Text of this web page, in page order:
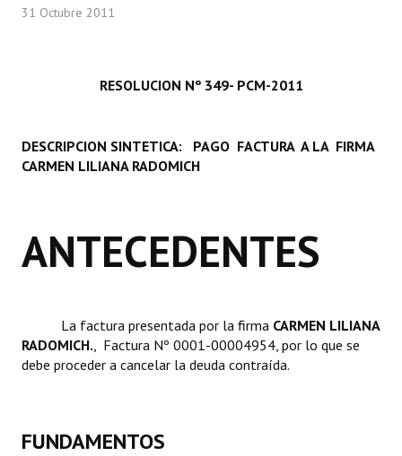
Comisiones Especiales
Constitución Nacional
Carta Orgánica 2007
Organigrama
Informes de Gestión
31 Octubre 2011
RESOLUCION Nº 349- PCM-2011
DESCRIPCION SINTETICA: PAGO FACTURA A LA FIRMA
CARMEN LILIANA RADOMICH
ANTECEDENTES
La factura presentada por la firma  CARMEN LILIANA
RADOMICH., Factura Nº 0001-00004954, por lo que se
debe proceder a cancelar la deuda contraída.
FUNDAMENTOS